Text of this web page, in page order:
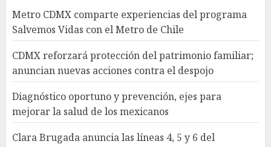
Metro CDMX comparte experiencias del programa
Salvemos Vidas con el Metro de Chile
CDMX reforzará protección del patrimonio familiar;
anuncian nuevas acciones contra el despojo
Diagnóstico oportuno y prevención, ejes para
mejorar la salud de los mexicanos
Clara Brugada anuncia las líneas 4, 5 y 6 del